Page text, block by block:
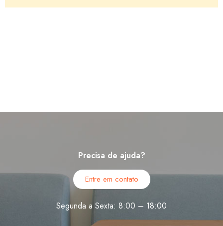
Precisa de ajuda?
Entre em contato
Segunda a Sexta: 8:00 – 18:00